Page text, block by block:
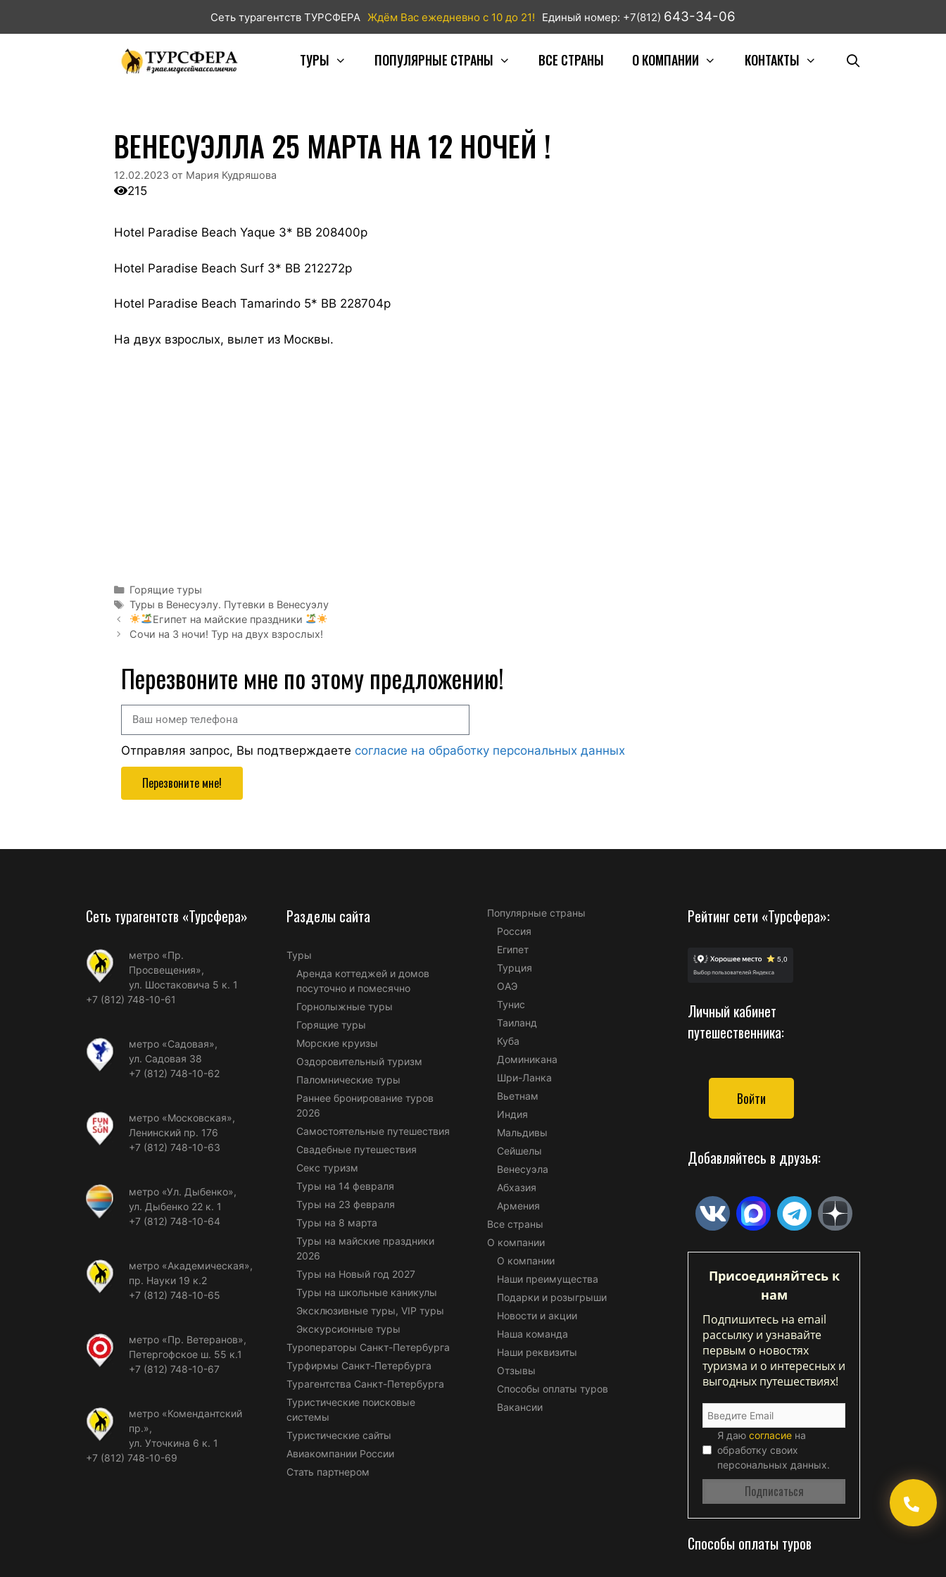
Сеть турагентств ТУРСФЕРА Ждём Вас ежедневно с 10 до 21! Единый номер: +7(812) 643-34-06
ТУРЫ ПОПУЛЯРНЫЕ СТРАНЫ ВСЕ СТРАНЫ О КОМПАНИИ КОНТАКТЫ
ВЕНЕСУЭЛЛА 25 МАРТА НА 12 НОЧЕЙ !
12.02.2023 от Мария Кудряшова
215
Hotel Paradise Beach Yaque 3* BB 208400р
Hotel Paradise Beach Surf 3* BB 212272р
Hotel Paradise Beach Tamarindo 5* BB 228704р
На двух взрослых, вылет из Москвы.
Горящие туры
Туры в Венесуэлу. Путевки в Венесуэлу
Египет на майские праздники
Сочи на 3 ночи! Тур на двух взрослых!
Перезвоните мне по этому предложению!
Отправляя запрос, Вы подтверждаете согласие на обработку персональных данных
Перезвоните мне!
Сеть турагентств «Турсфера»
метро «Пр.
Просвещения»,
ул. Шостаковича 5 к. 1
+7 (812) 748-10-61
метро «Садовая»,
ул. Садовая 38
+7 (812) 748-10-62
метро «Московская»,
Ленинский пр. 176
+7 (812) 748-10-63
метро «Ул. Дыбенко»,
ул. Дыбенко 22 к. 1
+7 (812) 748-10-64
метро «Академическая»,
пр. Науки 19 к.2
+7 (812) 748-10-65
метро «Пр. Ветеранов»,
Петергофское ш. 55 к.1
+7 (812) 748-10-67
метро «Комендантский
пр.»,
ул. Уточкина 6 к. 1
+7 (812) 748-10-69
Разделы сайта
Туры
Аренда коттеджей и домов
посуточно и помесячно
Горнолыжные туры
Горящие туры
Морские круизы
Оздоровительный туризм
Паломнические туры
Раннее бронирование туров
2026
Самостоятельные путешествия
Свадебные путешествия
Секс туризм
Туры на 14 февраля
Туры на 23 февраля
Туры на 8 марта
Туры на майские праздники
2026
Туры на Новый год 2027
Туры на школьные каникулы
Эксклюзивные туры, VIP туры
Экскурсионные туры
Туроператоры Санкт-Петербурга
Турфирмы Санкт-Петербурга
Турагентства Санкт-Петербурга
Туристические поисковые
системы
Туристические сайты
Авиакомпании России
Стать партнером
Популярные страны
Россия
Египет
Турция
ОАЭ
Тунис
Таиланд
Куба
Доминикана
Шри-Ланка
Вьетнам
Индия
Мальдивы
Сейшелы
Венесуэла
Абхазия
Армения
Все страны
О компании
О компании
Наши преимущества
Подарки и розыгрыши
Новости и акции
Наша команда
Наши реквизиты
Отзывы
Способы оплаты туров
Вакансии
Рейтинг сети «Турсфера»:
Личный кабинет
путешественника:
Войти
Добавляйтесь в друзья:
Присоединяйтесь к
нам
Подпишитесь на email
рассылку и узнавайте
первым о новостях
туризма и о интересных и
выгодных путешествиях!
Я даю согласие на
обработку своих
персональных данных.
Способы оплаты туров